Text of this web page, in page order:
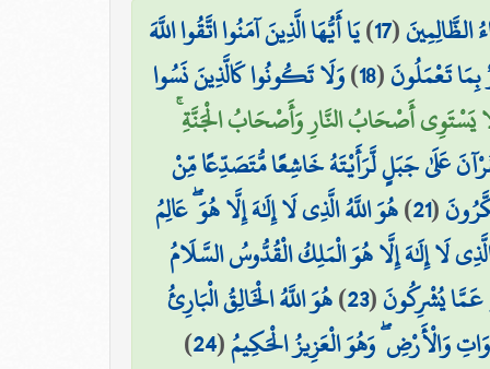
الظَّالِمِينَ(
17
)يَا أَيُّهَا الَّذِينَ آمَنُوا اتَّقُوا اللَّهَ
تَعْمَلُونَ(
18
)وَلَا تَكُونُوا كَالَّذِينَ نَسُوا
يَسْتَوِي أَصْحَابُ النَّارِ وَأَصْحَابُ الْجَنَّةِ
عَلَىٰ جَبَلٍ لَّرَأَيْتَهُ خَاشِعًا مُّتَصَدِّعًا مِّنْ
(
21
)هُوَ اللَّهُ الَّذِي لَا إِلَٰهَ إِلَّا هُوَ ۖ عَالِمُ
لَا إِلَٰهَ إِلَّا هُوَ الْمَلِكُ الْقُدُّوسُ السَّلَامُ
عَمَّا يُشْرِكُونَ(
23
)هُوَ اللَّهُ الْخَالِقُ الْبَارِئُ
وَالْأَرْضِ ۖ وَهُوَ الْعَزِيزُ الْحَكِيمُ(
24
)